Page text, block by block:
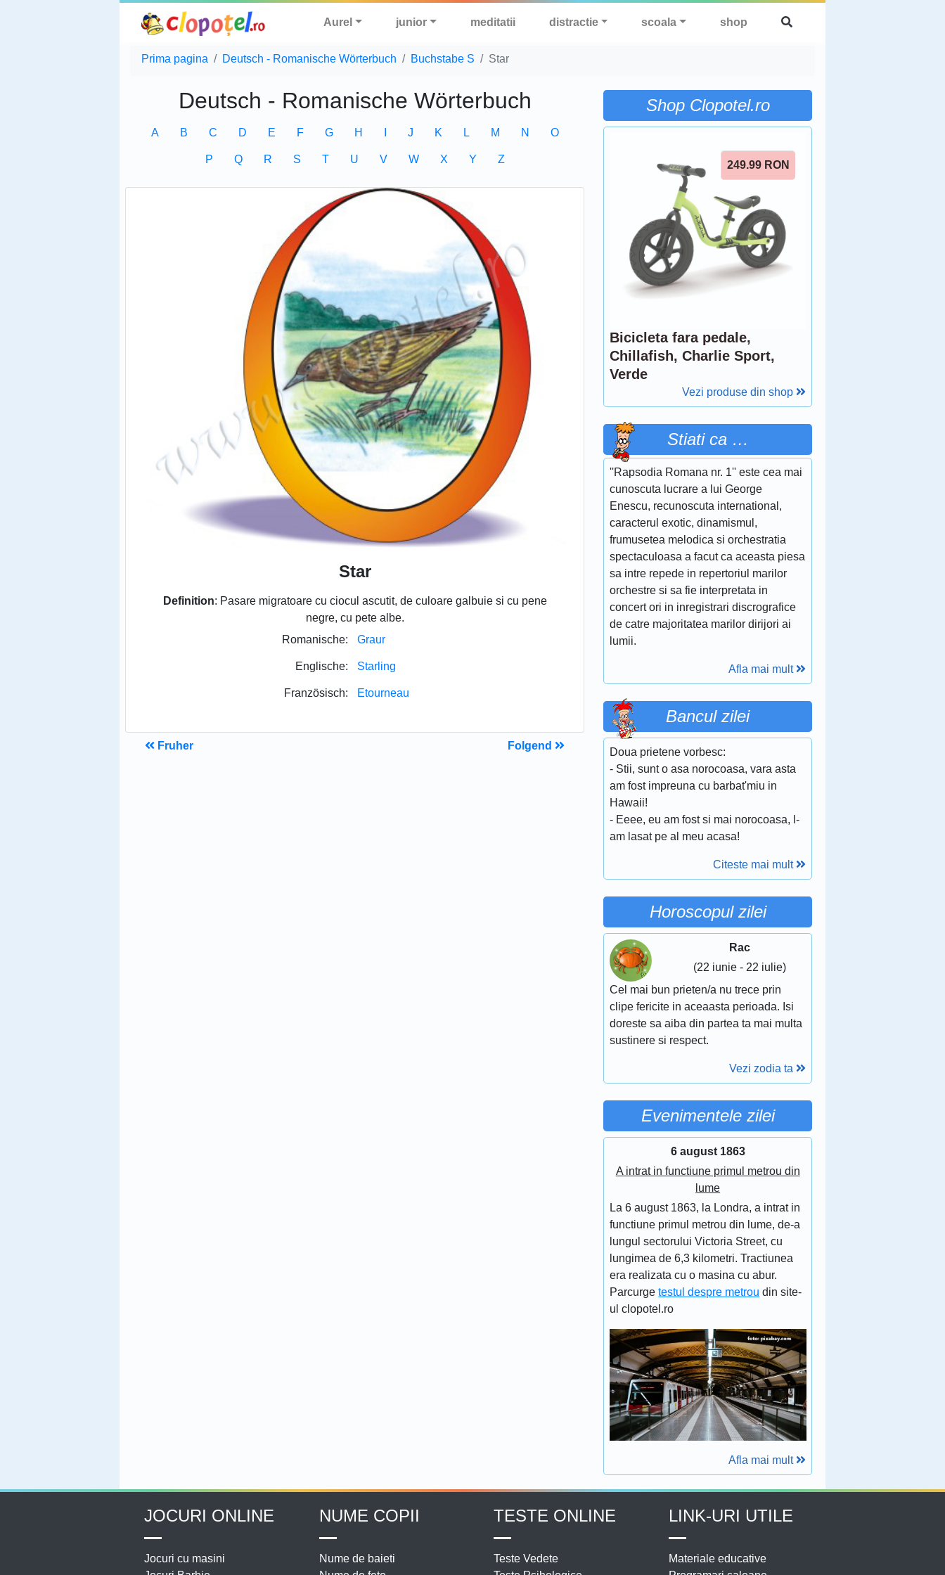
Aurel junior meditatii distractie scoala shop
Prima pagina Deutsch - Romanische Wörterbuch Buchstabe S Star
Deutsch - Romanische Wörterbuch
A B C D E F G H J K L M N O
P Q R S T U V W X Y Z
Star
Definition: Pasare migratoare cu ciocul ascutit, de culoare galbuie si cu pene
negre, cu pete albe.
Romanische:
Graur
Englische: Starling
Französisch: Etourneau
Fruher Folgend
Shop Clopotel.ro
249.99 RON
Bicicleta fara pedale,
Chillafish, Charlie Sport,
Verde
Vezi produse din shop
Stiati ca …
''Rapsodia Romana nr. 1'' este cea mai
cunoscuta lucrare a lui George
Enescu, recunoscuta international,
caracterul exotic, dinamismul,
frumusetea melodica si orchestratia
spectaculoasa a facut ca aceasta piesa
sa intre repede in repertoriul marilor
orchestre si sa fie interpretata in
concert ori in inregistrari discrografice
de catre majoritatea marilor dirijori ai
lumii.
Afla mai mult
Bancul zilei
Doua prietene vorbesc:
- Stii, sunt o asa norocoasa, vara asta
am fost impreuna cu barbat'miu in
Hawaii!
- Eeee, eu am fost si mai norocoasa, l-
am lasat pe al meu acasa!
Citeste mai mult
Horoscopul zilei
Rac
(22 iunie - 22 iulie)
Cel mai bun prieten/a nu trece prin
clipe fericite in aceaasta perioada. Isi
doreste sa aiba din partea ta mai multa
sustinere si respect.
Vezi zodia ta
Evenimentele zilei
6 august 1863
A intrat in functiune primul metrou din
lume
La 6 august 1863, la Londra, a intrat in
functiune primul metrou din lume, de-a
lungul sectorului Victoria Street, cu
lungimea de 6,3 kilometri. Tractiunea
era realizata cu o masina cu abur.
Parcurgetestul despre metrou din site-
ul clopotel.ro
Afla mai mult
JOCURI ONLINE
Jocuri cu masini
NUME COPII
Nume de baieti
TESTE ONLINE
Teste Vedete
LINK-URI UTILE
Materiale educative